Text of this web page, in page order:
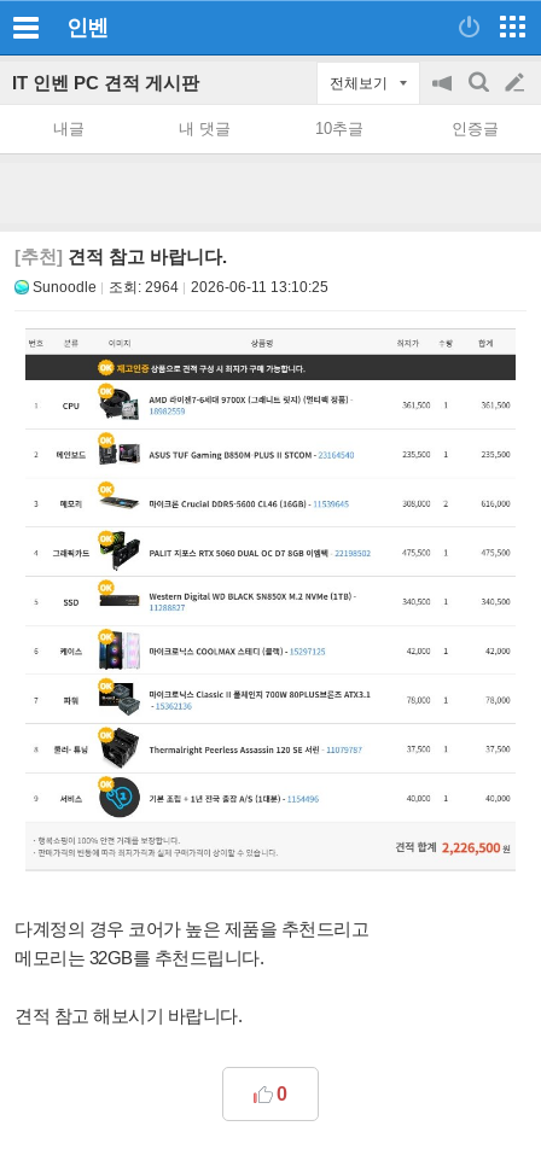
인벤
IT 인벤 PC 견적 게시판 전체보기
공
on/off
검
색
글
쓰
내글 내 댓글 10추글 인증글
[추천] 견적 참고 바랍니다.
Sunoodle 조회: 2964 2026-06-11 13:10:25
다계정의 경우 코어가 높은 제품을 추천드리고
메모리는 32GB를 추천드립니다.
견적 참고 해보시기 바랍니다.
0